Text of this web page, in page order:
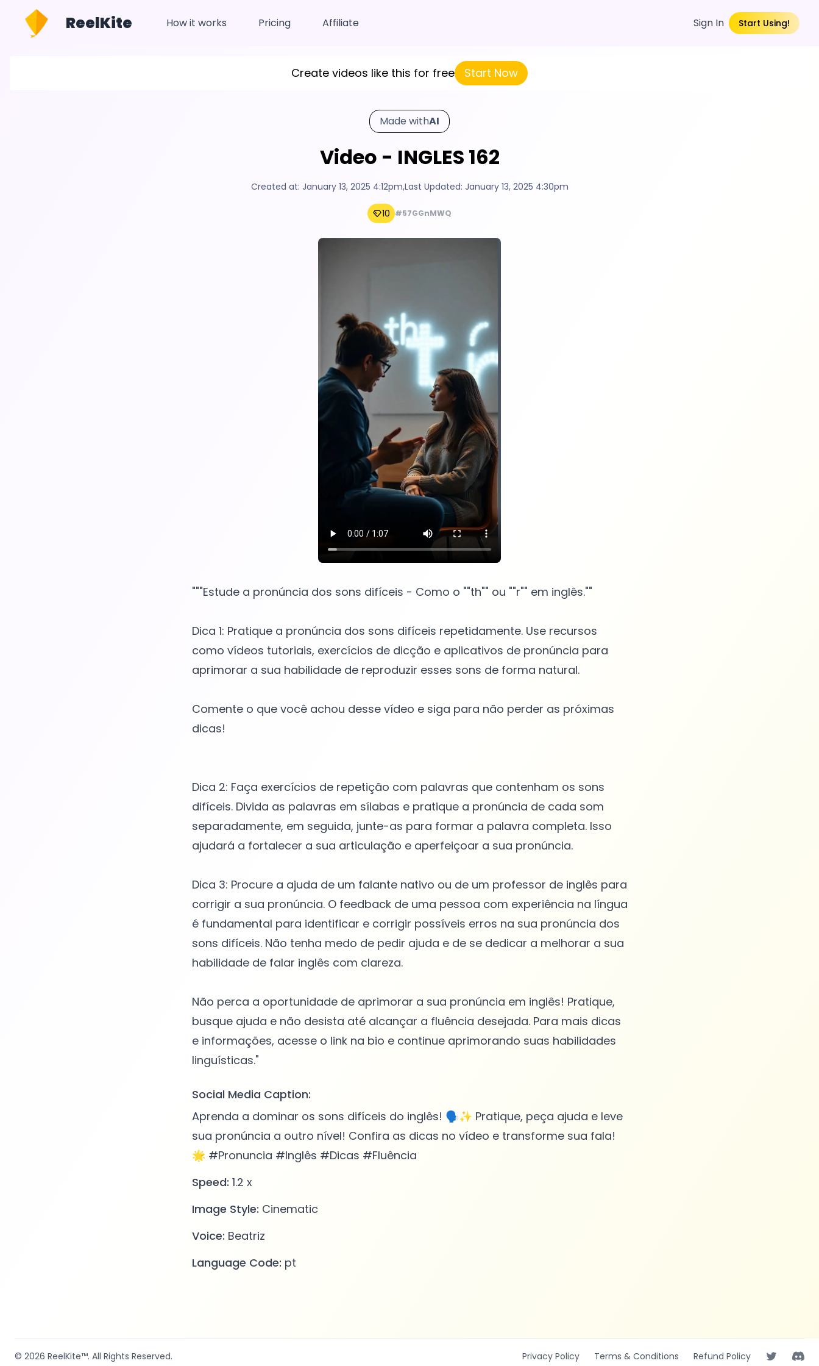
ReelKite How it works Pricing Affiliate Sign In Start Using!
Create videos like this for free Start Now
Made withAI
Video - INGLES 162
Created at: January 13, 2025 4:12pm,Last Updated: January 13, 2025 4:30pm
10 #57GGnMWQ
"""Estude a pronúncia dos sons difíceis - Como o ""th"" ou ""r"" em inglês.""
Dica 1: Pratique a pronúncia dos sons difíceis repetidamente. Use recursos
como vídeos tutoriais, exercícios de dicção e aplicativos de pronúncia para
aprimorar a sua habilidade de reproduzir esses sons de forma natural.
Comente o que você achou desse vídeo e siga para não perder as próximas
dicas!
Dica 2: Faça exercícios de repetição com palavras que contenham os sons
difíceis. Divida as palavras em sílabas e pratique a pronúncia de cada som
separadamente, em seguida, junte-as para formar a palavra completa. Isso
ajudará a fortalecer a sua articulação e aperfeiçoar a sua pronúncia.
Dica 3: Procure a ajuda de um falante nativo ou de um professor de inglês para
corrigir a sua pronúncia. O feedback de uma pessoa com experiência na língua
é fundamental para identificar e corrigir possíveis erros na sua pronúncia dos
sons difíceis. Não tenha medo de pedir ajuda e de se dedicar a melhorar a sua
habilidade de falar inglês com clareza.
Não perca a oportunidade de aprimorar a sua pronúncia em inglês! Pratique,
busque ajuda e não desista até alcançar a fluência desejada. Para mais dicas
e informações, acesse o link na bio e continue aprimorando suas habilidades
Social Media Caption:
Aprenda a dominar os sons difíceis do inglês! 🗣️✨ Pratique, peça ajuda e leve
sua pronúncia a outro nível! Confira as dicas no vídeo e transforme sua fala!
🌟 #Pronuncia #Inglês #Dicas #Fluência
Speed: 1.2 x
Image Style: Cinematic
Voice: Beatriz
Language Code: pt
© 2026 ReelKite™. All Rights Reserved. Privacy Policy Terms & Conditions Refund Policy